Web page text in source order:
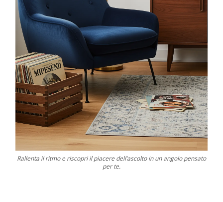
Rallenta il ritmo e riscopri il piacere dell’ascolto in un angolo pensato
per te.